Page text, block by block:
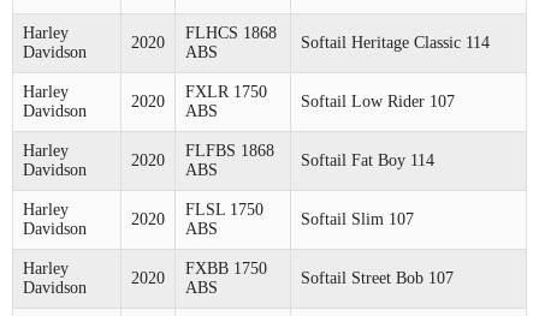
Harley
Davidson
2020
FLHCS 1868
ABS
Softail Heritage Classic 114
Harley
Davidson
2020
FXLR 1750
ABS
Softail Low Rider 107
Harley
Davidson
2020
FLFBS 1868
ABS
Softail Fat Boy 114
Harley
Davidson
2020
FLSL 1750
ABS
Softail Slim 107
Harley
Davidson
2020
FXBB 1750
ABS
Softail Street Bob 107